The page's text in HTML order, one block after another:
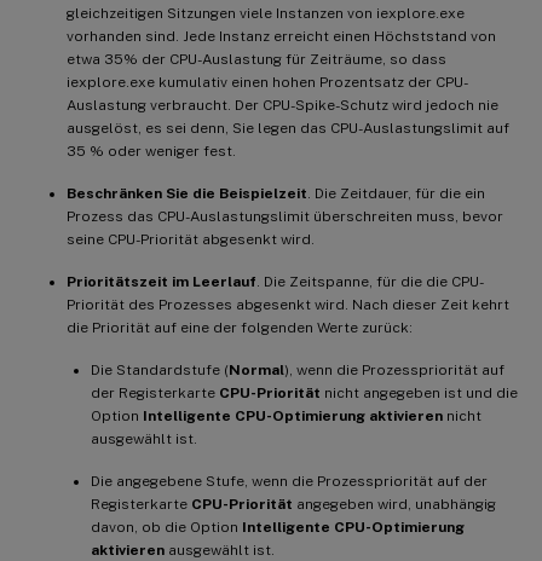
gleichzeitigen Sitzungen viele Instanzen von iexplore.exe
vorhanden sind. Jede Instanz erreicht einen Höchststand von
etwa 35% der CPU-Auslastung für Zeiträume, so dass
iexplore.exe kumulativ einen hohen Prozentsatz der CPU-
Auslastung verbraucht. Der CPU-Spike-Schutz wird jedoch nie
ausgelöst, es sei denn, Sie legen das CPU-Auslastungslimit auf
35 % oder weniger fest.
Beschränken Sie die Beispielzeit . Die Zeitdauer, für die ein
Prozess das CPU-Auslastungslimit überschreiten muss, bevor
seine CPU-Priorität abgesenkt wird.
Prioritätszeit im Leerlauf . Die Zeitspanne, für die die CPU-
Priorität des Prozesses abgesenkt wird. Nach dieser Zeit kehrt
die Priorität auf eine der folgenden Werte zurück:
Die Standardstufe (Normal), wenn die Prozesspriorität auf
der Registerkarte CPU-Priorität nicht angegeben ist und die
Option Intelligente CPU-Optimierung aktivieren nicht
ausgewählt ist.
Die angegebene Stufe, wenn die Prozesspriorität auf der
Registerkarte CPU-Priorität angegeben wird, unabhängig
davon, ob die Option Intelligente CPU-Optimierung
aktivieren ausgewählt ist.